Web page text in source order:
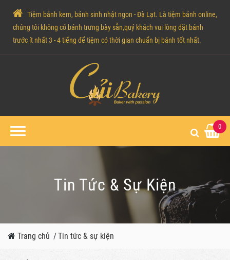
Tiệm bánh kem, bánh sinh nhật ngon - Đà Lạt. Là tiệm bánh online,
chúng tôi không có bánh trưng bày sẵn,quý khách vui lòng đặt bánh
trước ít nhất 3 - 4 tiếng để tiệm có thời gian chuẩn bị bánh tốt nhất.
0
Tin Tức & Sự Kiện
Trang chủ /Tin tức & sự kiện